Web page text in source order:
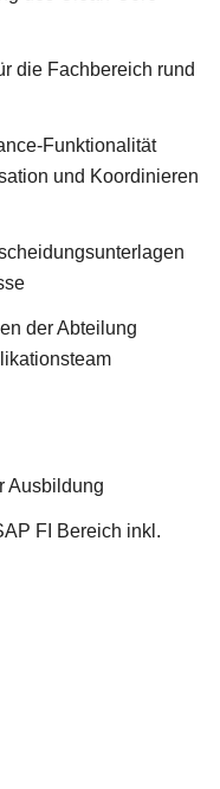
die Fachbereich rund
Funktionalität
und Koordinieren
der Abteilung
Ausbildung
FI Bereich inkl.